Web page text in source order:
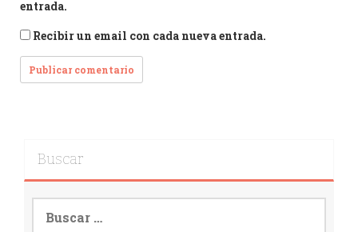
entrada.
Recibir un email con cada nueva entrada.
Buscar
Buscar: